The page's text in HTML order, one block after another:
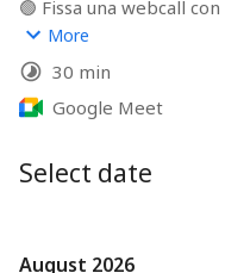
🟢 Fissa una webcall
dal calendario e poi
conferma con il link alla
More
30 min
Google Meet
Select date
August 2026
August 2026